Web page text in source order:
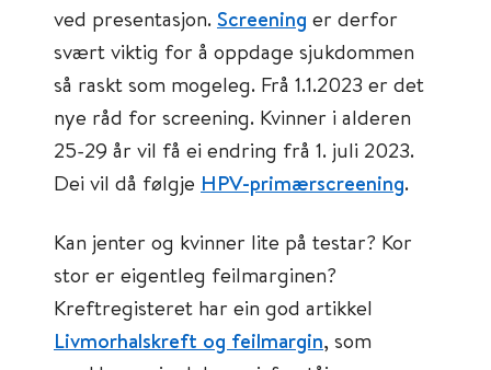
ved presentasjon. Screening er derfor
svært viktig for å oppdage sjukdommen
så raskt som mogeleg. Frå 1.1.2023 er det
nye råd for screening. Kvinner i alderen
25-29 år vil få ei endring frå 1. juli 2023.
Dei vil då følgje HPV-primærscreening.
Kan jenter og kvinner lite på testar? Kor
stor er eigentleg feilmarginen?
Kreftregisteret har ein god artikkel
Livmorhalskreft og feilmargin, som